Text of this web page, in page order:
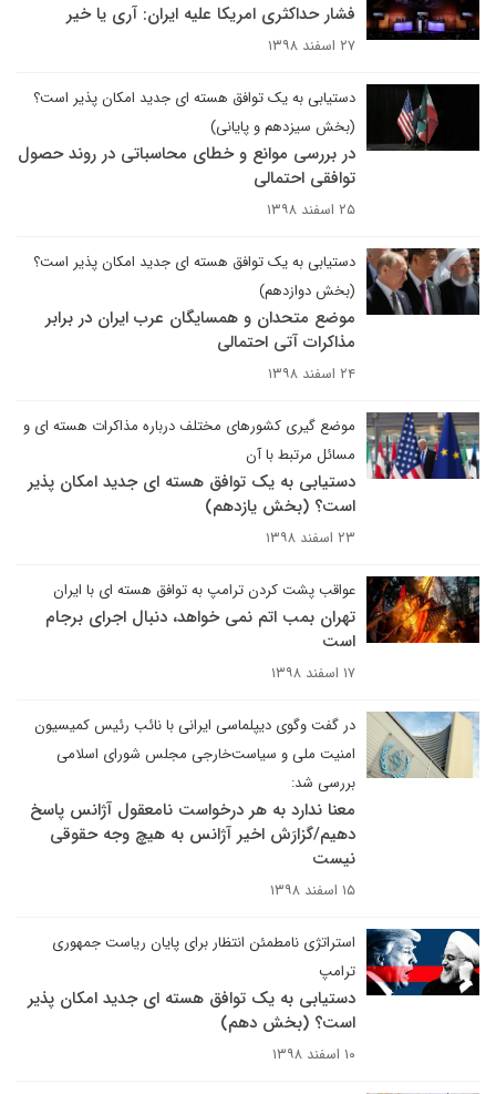
فشار حداکثری امریکا علیه ایران: آری یا خیر
۲۷ اسفند ۱۳۹۸
دستیابی به یک توافق هسته ای جدید امکان پذیر است؟
(بخش سیزدهم و پایانی)
در بررسی موانع و خطای محاسباتی در روند حصول
توافقی احتمالی
۲۵ اسفند ۱۳۹۸
دستیابی به یک توافق هسته ای جدید امکان پذیر است؟
(بخش دوازدهم)
موضع متحدان و همسایگان عرب ایران در برابر
مذاکرات آتی احتمالی
۲۴ اسفند ۱۳۹۸
موضع گیری کشورهای مختلف درباره مذاکرات هسته ای و
مسائل مرتبط با آن
دستیابی به یک توافق هسته ای جدید امکان پذیر
است؟ (بخش یازدهم)
۲۳ اسفند ۱۳۹۸
عواقب پشت کردن ترامپ به توافق هسته‌ ای با ایران
تهران بمب اتم نمی خواهد، دنبال اجرای برجام
است
۱۷ اسفند ۱۳۹۸
در گفت وگوی دیپلماسی ایرانی با نائب رئیس کمیسیون
امنیت ملی و سیاست‌خارجی مجلس شورای اسلامی
بررسی شد:
معنا ندارد به هر درخواست نامعقول آژانس پاسخ
دهیم/گزارَش اخیر آژانس به هیچ وجه حقوقی
نیست
۱۵ اسفند ۱۳۹۸
استراتژی نامطمئن انتظار برای پایان ریاست جمهوری
ترامپ
دستیابی به یک توافق هسته ای جدید امکان پذیر
است؟ (بخش دهم)
۱۰ اسفند ۱۳۹۸